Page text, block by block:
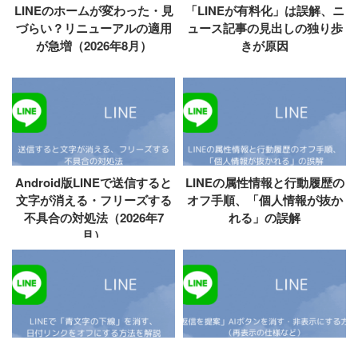
LINEのホームが変わった・見
づらい？リニューアルの適用
が急増（2026年8月）
「LINEが有料化」は誤解、ニ
ュース記事の見出しの独り歩
きが原因
Android版LINEで送信すると
文字が消える・フリーズする
不具合の対処法（2026年7
月）
LINEの属性情報と行動履歴の
オフ手順、「個人情報が抜か
れる」の誤解